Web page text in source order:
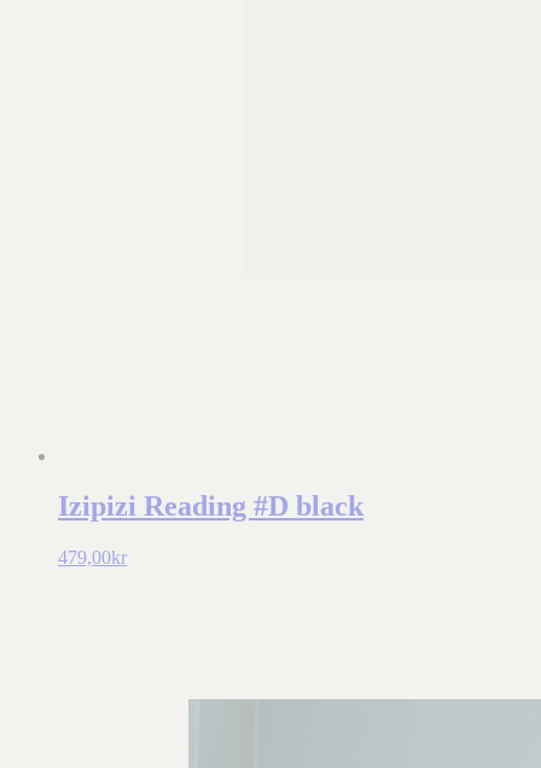
Izipizi Reading #D black
479,00kr